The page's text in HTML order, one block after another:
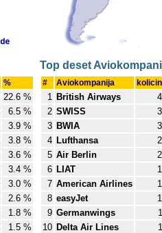
%
22.6 %
6.5 %
3.9 %
3.8 %
3.6 %
3.4 %
3.0 %
2.6 %
1.8 %
1.5 %
Top deset
# Aviokompanija
1 British Airways
2 SWISS
3 BWIA
4 Lufthansa
5 Air Berlin
6 LIAT
7 American Airlines
8 easyJet
9 Germanwings
10 Delta Air Lines